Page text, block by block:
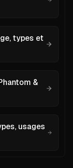
types et
&
usages